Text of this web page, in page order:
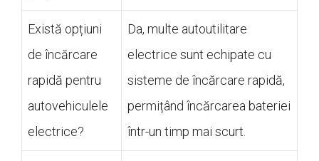
Există opțiuni
de încărcare
rapidă pentru
autovehiculele
electrice?
Da, multe autoutilitare
electrice sunt echipate cu
sisteme de încărcare rapidă,
permițând încărcarea bateriei
într-un timp mai scurt.